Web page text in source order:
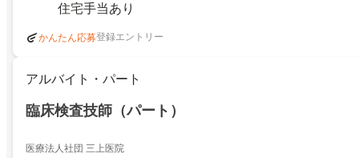
住宅手当あり
かんたん応募登録エントリー
アルバイト・パート
臨床検査技師（パート）
医療法人社団 三上医院